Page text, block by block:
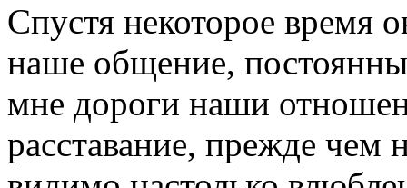
Спустя некоторое время
наше общение,
мне дороги наши
расставание, прежде чем